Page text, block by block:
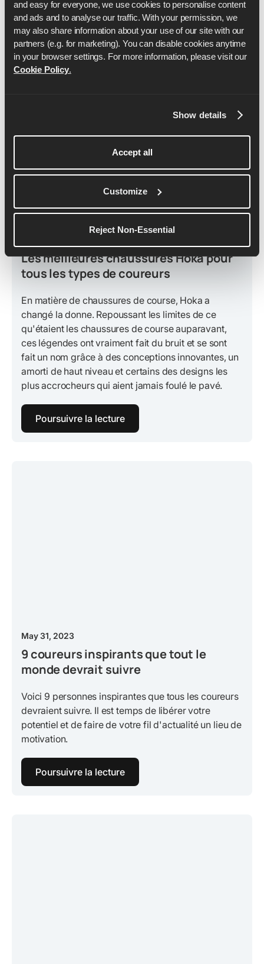
and easy for everyone, we use cookies to personalise content
and ads and to analyse our traffic. With your permission, we
may also share information about your use of our site with our
partners (e.g. for marketing). You can disable cookies anytime
in your browser settings. For more information, please visit our
Cookie Policy.
Show details
Accept all
Customize
Reject Non-Essential
Poursuivre la lecture
Les meilleures chaussures Hoka pour
tous les types de coureurs
En matière de chaussures de course, Hoka a
changé la donne. Repoussant les limites de ce
qu'étaient les chaussures de course auparavant,
ces légendes ont vraiment fait du bruit et se sont
fait un nom grâce à des conceptions innovantes, un
amorti de haut niveau et certains des designs les
plus accrocheurs qui aient jamais foulé le pavé.
Poursuivre la lecture
May 31, 2023
9 coureurs inspirants que tout le
monde devrait suivre
Voici 9 personnes inspirantes que tous les coureurs
devraient suivre. Il est temps de libérer votre
potentiel et de faire de votre fil d'actualité un lieu de
motivation.
Poursuivre la lecture